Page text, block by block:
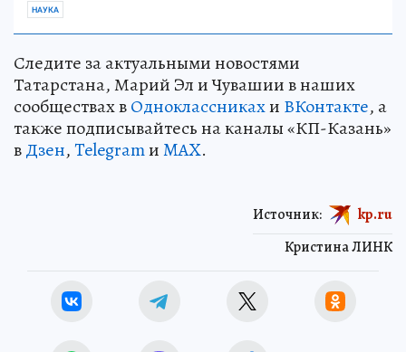
НАУКА
Следите за актуальными новостями
Татарстана, Марий Эл и Чувашии в наших
сообществах вОдноклассникахи ВКонтакте, а
также подписывайтесь на каналы «КП-Казань»
вДзен,TelegramиMAX.
Кристина ЛИНК
Источник: kp.ru